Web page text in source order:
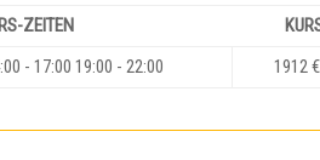
ZEITEN
- 17:00 19:00 - 22:00 1912